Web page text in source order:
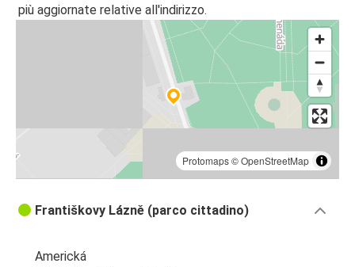
più aggiornate relative all'indirizzo.
Protomaps©OpenStreetMap
Františkovy Lázně (parco cittadino)
Americká